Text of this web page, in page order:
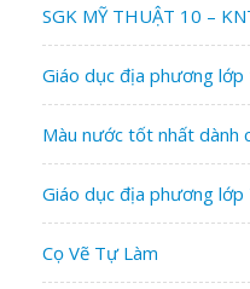
SGK MỸ THUẬT 10 –
Giáo dục địa phương
Màu nước tốt nhất dành
Giáo dục địa phương
Cọ Vẽ Tự Làm